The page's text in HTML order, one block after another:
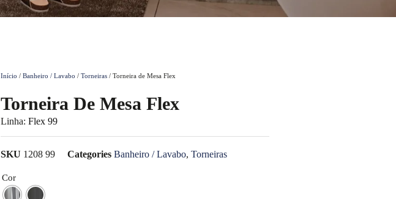
Início / Banheiro / Lavabo / Torneiras/ Torneira de Mesa Flex
Torneira De Mesa Flex
Linha: Flex 99
SKU 1208 99 Categories Banheiro / Lavabo, Torneiras
Cor